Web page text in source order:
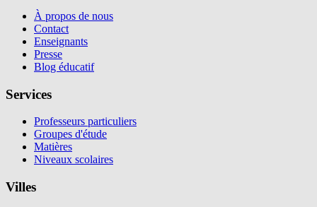
À propos de nous
Contact
Enseignants
Presse
Blog éducatif
Services
Professeurs particuliers
Groupes d'étude
Matières
Niveaux scolaires
Villes